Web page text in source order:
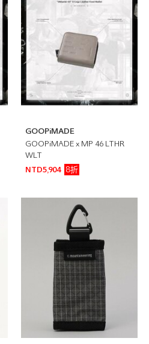
GOOPiMADE
GOOPiMADE x MP 46 LTHR
WLT
NTD5,904
8折